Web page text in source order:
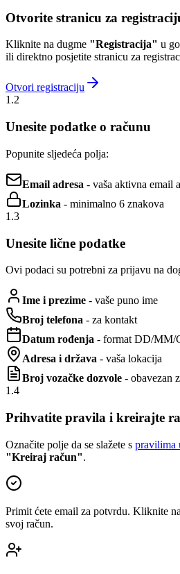
Otvorite stranicu za
Kliknite na dugme "Registracija" u
ili direktno posjetite stranicu za
Otvori registraciju
1.2
Unesite podatke o računu
Popunite sljedeća polja:
Email adresa - vaša aktivna email
Lozinka - minimalno 6 znakova
1.3
Unesite lične podatke
Ovi podaci su potrebni za prijavu na
Ime i prezime - vaše puno ime
Broj telefona - za kontakt
Datum rođenja - format DD/MM/
Adresa i država - vaša lokacija
Broj vozačke dozvole - obavezan
1.4
Prihvatite pravila i kreirajte
Označite polje da se slažete s pravilima
"Kreiraj račun".
Primit ćete email za potvrdu. Kliknite
svoj račun.